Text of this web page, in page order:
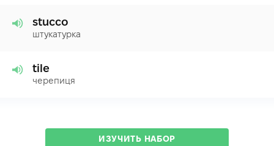
stucco
штукатурка
tile
черепиця
ИЗУЧИТЬ НАБОР